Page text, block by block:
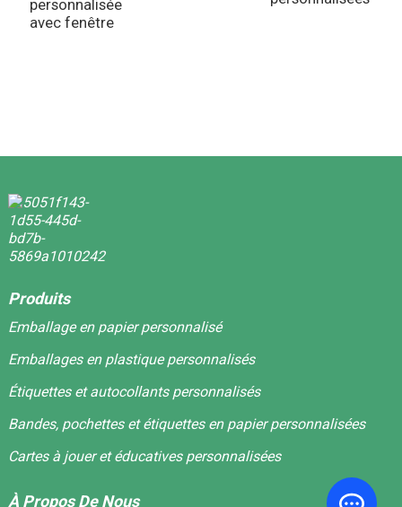
personnalisée
avec fenêtre
Produits
Emballage en papier personnalisé
Emballages en plastique personnalisés
Étiquettes et autocollants personnalisés
Bandes, pochettes et étiquettes en papier personnalisées
Cartes à jouer et éducatives personnalisées
À Propos De Nous